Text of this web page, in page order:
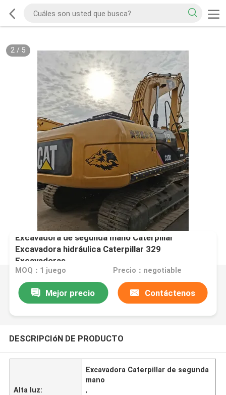
2/ 5
Excavadora de segunda mano Caterpillar
Excavadora hidráulica Caterpillar 329
Excavadoras
MOQ：1 juego Precio：negotiable
Mejor precio Contáctenos
DESCRIPCIóN DE PRODUCTO
Alta luz:
Excavadora Caterpillar de segunda
mano
,